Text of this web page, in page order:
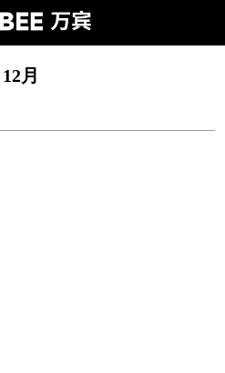
12月